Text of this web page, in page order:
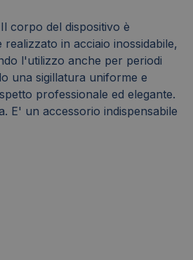
corpo del dispositivo è
in acciaio inossidabile,
l'utilizzo anche per periodi
una sigillatura uniforme e
professionale ed elegante.
E' un accessorio indispensabile